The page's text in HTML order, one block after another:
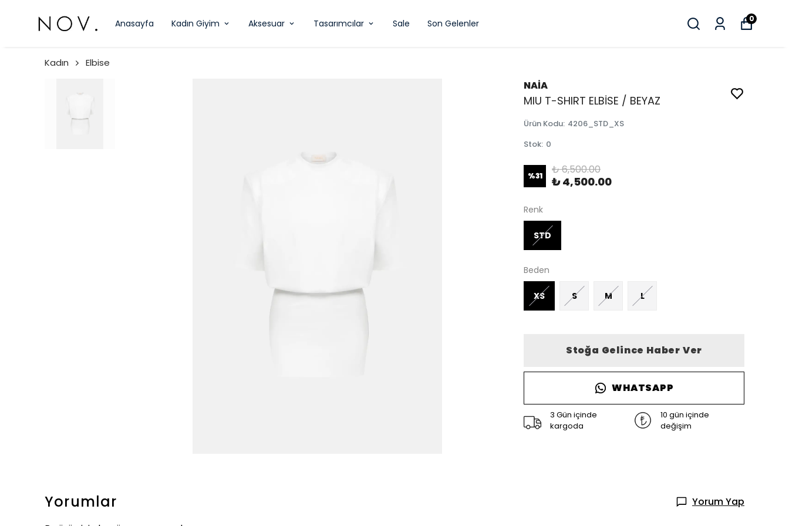
Anasayfa Kadın Giyim Aksesuar Tasarımcılar Sale Son Gelenler 0
Kadın Elbise
NAİA
MIU T-SHIRT ELBİSE / BEYAZ
Ürün Kodu: 4206_STD_XS
Stok: 0
%31 ₺ 6,500.00
₺ 4,500.00
Renk
STD
Beden
XS S M L
Stoğa Gelince Haber Ver
WHATSAPP
3 Gün içinde
kargoda
10 gün içinde
değişim
Yorumlar
Yorum Yap